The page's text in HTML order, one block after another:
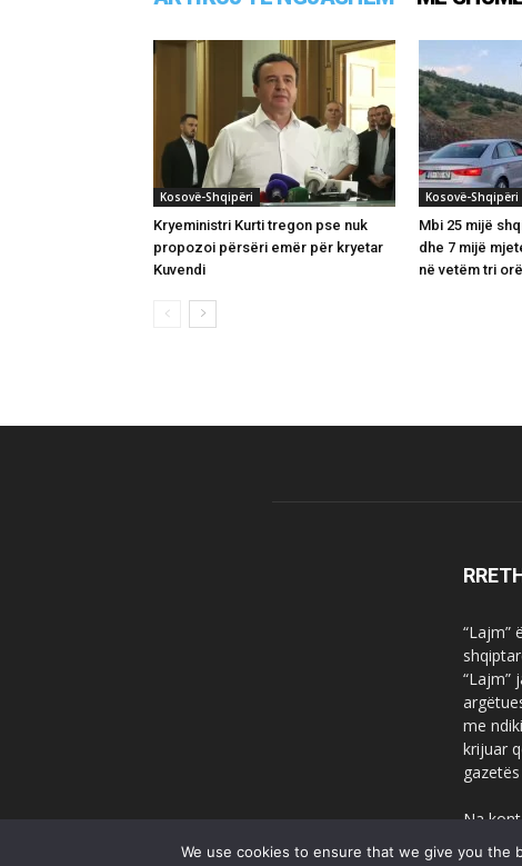
Kosovë-Shqipëri
Kryeministri Kurti tregon pse nuk
propozoi përsëri emër për kryetar
Kuvendi
Kosovë-Shqipëri
Mbi 25 mijë
dhe 7 mijë
në vetëm tri orë
“Lajm”
“Lajm”
me
krijuar
Na
We use cookies to ensure that we give you